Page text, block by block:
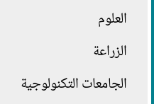
العلوم
الزراعة
الجامعات التكنولوجية